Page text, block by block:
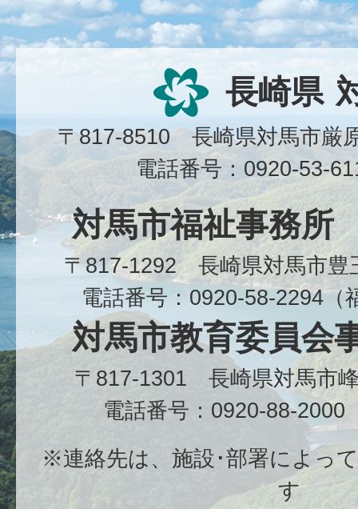
長崎県
〒817-8510 長崎県対馬市
電話番号：0920-53-
対馬市福祉事務所
〒817-1292 長崎県対馬市
電話番号：0920-58-2294（
対馬市教育委員会
〒817-1301 長崎県対馬市
電話番号：0920-88-2000
※連絡先は、施設･部署によっ
す